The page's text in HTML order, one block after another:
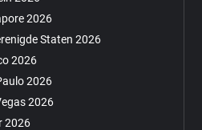
2026
Staten 2026
2026
2026
2026
2026